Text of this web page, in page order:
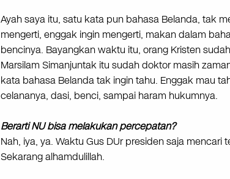
Ayah saya itu, satu kata pun bahasa Belanda, tak
mengerti, enggak ingin mengerti, makan dalam
bencinya. Bayangkan waktu itu, orang Kristen
Marsilam Simanjuntak itu sudah doktor masih
kata bahasa Belanda tak ingin tahu. Enggak mau
celananya, dasi, benci, sampai haram hukumnya.
Berarti NU bisa melakukan percepatan?
Nah, iya, ya. Waktu Gus DUr presiden saja
Sekarang alhamdulillah.